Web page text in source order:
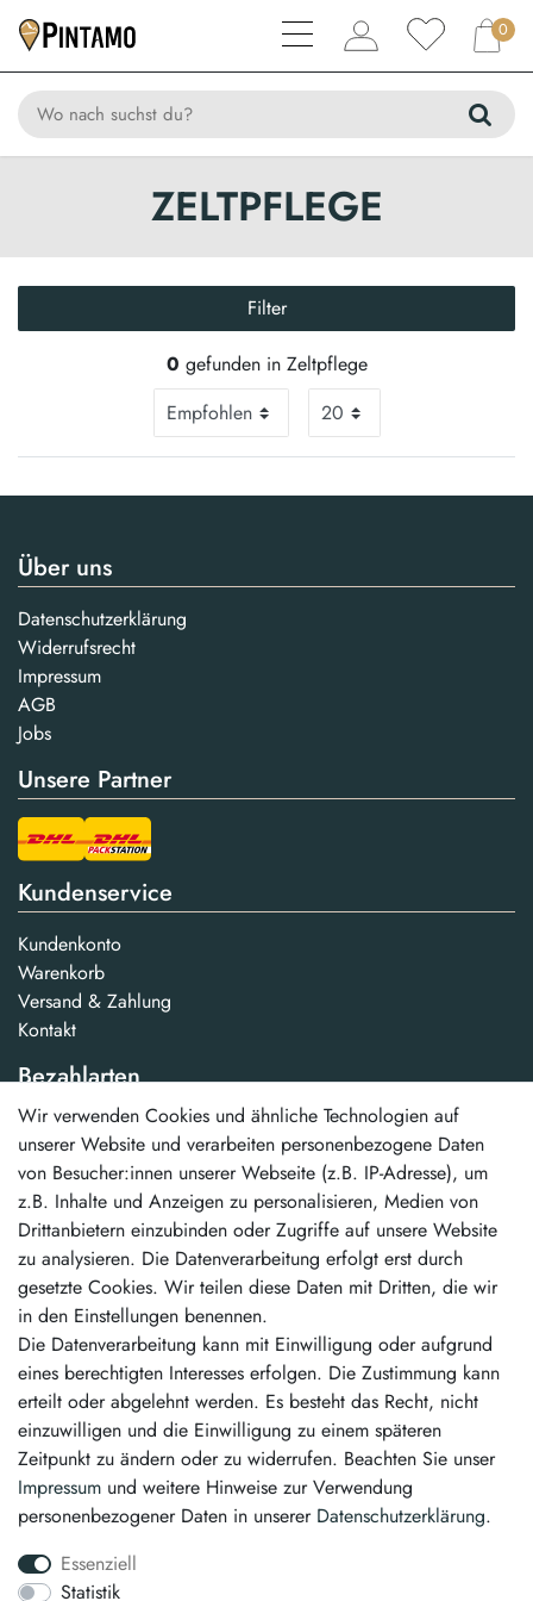
0
ZELTPFLEGE
Filter
0 gefunden in Zeltpflege
Über uns
Datenschutzerklärung
Widerrufsrecht
Impressum
AGB
Jobs
Unsere Partner
Kundenservice
Kundenkonto
Warenkorb
Versand & Zahlung
Kontakt
Bezahlarten
...und weitere
Unsere Vorteile
schneller Versand
kostenloser Versand ab 50,00 €
erstklassiger Service
Vertrag widerrufen
Kontakt
info@pintamo.de
03763 4048350
Montag - Freitag: 08:00 - 16:00 Uhr
Wir verwenden Cookies und ähnliche Technologien auf
unserer Website und verarbeiten personenbezogene Daten
von Besucher:innen unserer Webseite (z.B. IP-Adresse), um
z.B. Inhalte und Anzeigen zu personalisieren, Medien von
Drittanbietern einzubinden oder Zugriffe auf unsere Website
zu analysieren. Die Datenverarbeitung erfolgt erst durch
gesetzte Cookies. Wir teilen diese Daten mit Dritten, die wir
in den Einstellungen benennen.
Die Datenverarbeitung kann mit Einwilligung oder aufgrund
eines berechtigten Interesses erfolgen. Die Zustimmung kann
erteilt oder abgelehnt werden. Es besteht das Recht, nicht
einzuwilligen und die Einwilligung zu einem späteren
Zeitpunkt zu ändern oder zu widerrufen. Beachten Sie unser
Impressum und weitere Hinweise zur Verwendung
personenbezogener Daten in unserer Daten­schutz­erklärung.
Essenziell
Statistik